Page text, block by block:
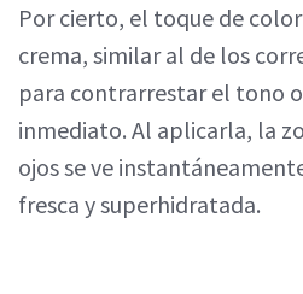
Por cierto, el toque de
crema, similar al de los
para contrarrestar el tono
inmediato. Al aplicarla, la
ojos se ve
fresca y superhidratada.